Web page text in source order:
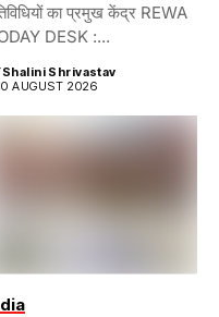
का प्रमुख केंद्र REWA
DESK :...
Shalini Shrivastav
AUGUST 2026